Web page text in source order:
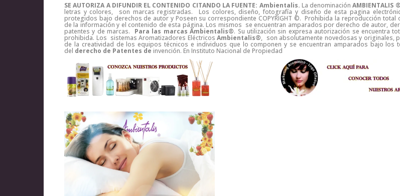
SE AUTORIZA A DIFUNDIR EL CONTENIDO CITANDO LA FUENTE: Ambientalis. La denominaciónAMBIENTALIS ®
letras y colores, son marcas registradas. Los colores, diseño, fotografía y diseño de esta pagina
protegidos bajo derechos de autor y Poseen su correspondiente COPYRIGHT ©. Prohibida la reproducción total
de la información y el contenido de esta página. Los mismos se encuentran amparados por derecho de autor,
patentes y de marcas. Para las marcas Ambientalis®. Su utilización sin expresa autorización se encuentra
prohibida. Los sistemas Aromatizadores EléctricosAmbientalis®, son absolutamente novedosas y originales,
de la creatividad de los equipos técnicos e individuos que lo componen y se encuentran amparados bajo los
del derecho de Patentes de invención. En Instituto Nacional de Propiedad